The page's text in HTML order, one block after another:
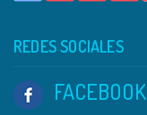
REDES SOCIALES
FACEBOOK